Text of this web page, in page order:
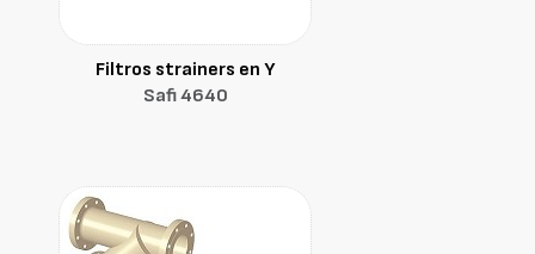
Filtros strainers en Y
Safi 4640